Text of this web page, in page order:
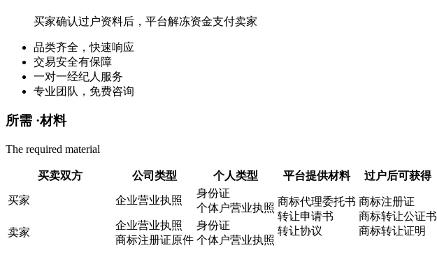
买家确认过户资料后，平台解冻资金支付卖家
品类齐全，快速响应
交易安全有保障
一对一经纪人服务
专业团队，免费咨询
所需 ·材料
The required material
买卖双方 公司类型 个人类型 平台提供材料 过户后可获得
买家 企业营业执照
身份证
个体户营业执照
商标代理委托书
转让申请书
转让协议
商标注册证
商标转让公证书
商标转让证明
卖家
企业营业执照
商标注册证原件
身份证
个体户营业执照